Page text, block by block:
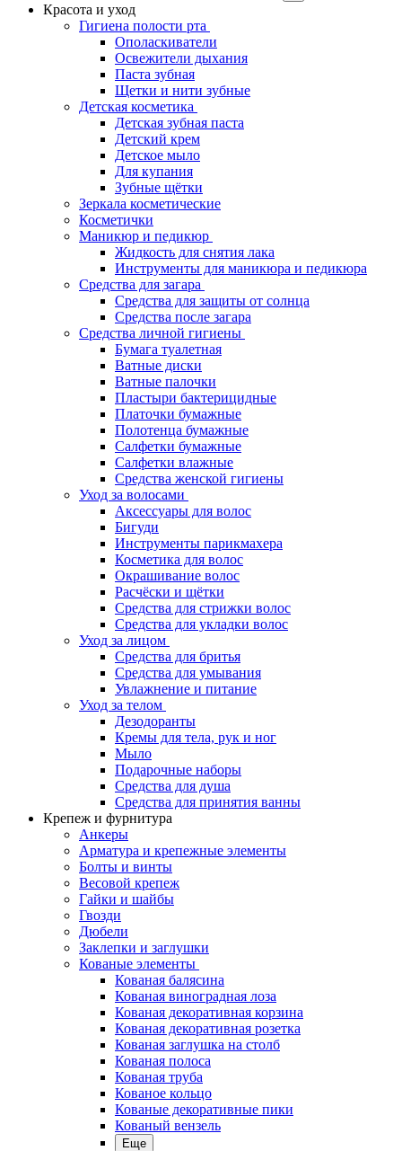
Красота и уход
Гигиена полости рта
Ополаскиватели
Освежители дыхания
Паста зубная
Щетки и нити зубные
Детская косметика
Детская зубная паста
Детский крем
Детское мыло
Для купания
Зубные щётки
Зеркала косметические
Косметички
Маникюр и педикюр
Жидкость для снятия лака
Инструменты для маникюра и педикюра
Средства для загара
Средства для защиты от солнца
Средства после загара
Средства личной гигиены
Бумага туалетная
Ватные диски
Ватные палочки
Пластыри бактерицидные
Платочки бумажные
Полотенца бумажные
Салфетки бумажные
Салфетки влажные
Средства женской гигиены
Уход за волосами
Аксессуары для волос
Бигуди
Инструменты парикмахера
Косметика для волос
Окрашивание волос
Расчёски и щётки
Средства для стрижки волос
Средства для укладки волос
Уход за лицом
Средства для бритья
Средства для умывания
Увлажнение и питание
Уход за телом
Дезодоранты
Кремы для тела, рук и ног
Мыло
Подарочные наборы
Средства для душа
Средства для принятия ванны
Крепеж и фурнитура
Анкеры
Арматура и крепежные элементы
Болты и винты
Весовой крепеж
Гайки и шайбы
Гвозди
Дюбели
Заклепки и заглушки
Кованые элементы
Кованая балясина
Кованая виноградная лоза
Кованая декоративная корзина
Кованая декоративная розетка
Кованая заглушка на столб
Кованая полоса
Кованая труба
Кованое кольцо
Кованые декоративные пики
Кованый вензель
Еще